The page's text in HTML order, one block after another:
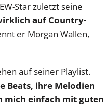
Star zuletzt seine
auf Country-
er Morgan Wallen,
auf seiner Playlist.
Beats, ihre Melodien
mich einfach mit guten